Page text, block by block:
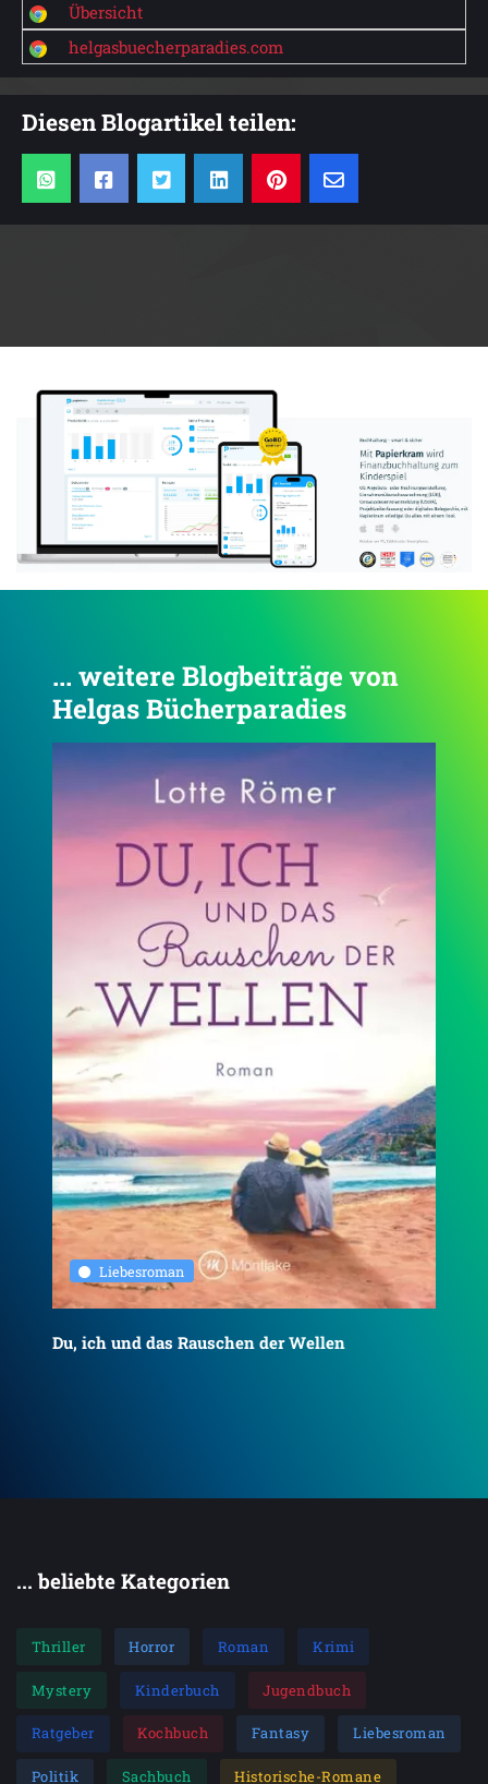
Übersicht
helgasbuecherparadies.com
Diesen Blogartikel teilen:
... weitere Blogbeiträge von
Helgas Bücherparadies
Liebesroman
Du, ich und das Rauschen der Wellen
... beliebte Kategorien
Thriller Horror Roman Krimi
Mystery Kinderbuch Jugendbuch
Ratgeber Kochbuch Fantasy Liebesroman
Politik Sachbuch Historische-Romane